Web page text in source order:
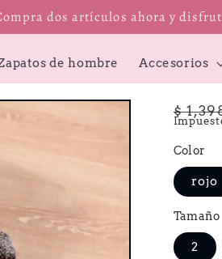
dos artículos ahora y
de hombre Accesorios
$
Color
rojo
Tamaño
2